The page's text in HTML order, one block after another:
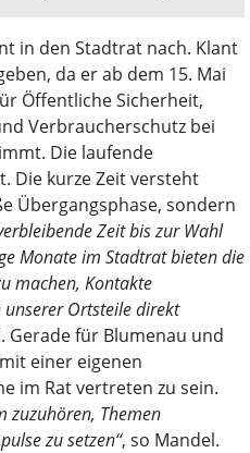
Familienzentrums, die
Bokeloh, Kolenfeld
die
Trimodalen
einer alternativen
über eine
für die Bezuschussung
und
Weiter geht es mit
Begrünung von
für die
des Stadtrates
ein Antrag der Grünen
CDU und SPD vor. Der
eines ehrenamtlichen
mit Behinderungen wird
in den Stadtrat nach. Klant
da er ab dem 15. Mai
Öffentliche Sicherheit,
Verbraucherschutz bei
Die laufende
Die kurze Zeit versteht
Übergangsphase, sondern
Zeit bis zur Wahl
Monate im Stadtrat bieten die
machen, Kontakte
Ortsteile direkt
Gerade für Blumenau und
einer eigenen
im Rat vertreten zu sein.
zuzuhören, Themen
zu setzen“, so Mandel.